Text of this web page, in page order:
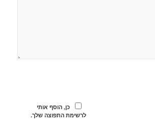
כן, הוסף אותי
לרשימת התפוצה שלך.